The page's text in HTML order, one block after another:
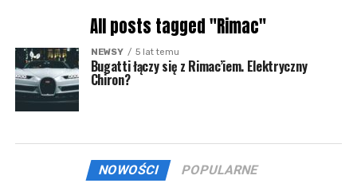
All posts tagged "Rimac"
NEWSY 5 lat temu
Bugatti łączy się z Rimac’iem. Elektryczny
Chiron?
NOWOŚCI POPULARNE